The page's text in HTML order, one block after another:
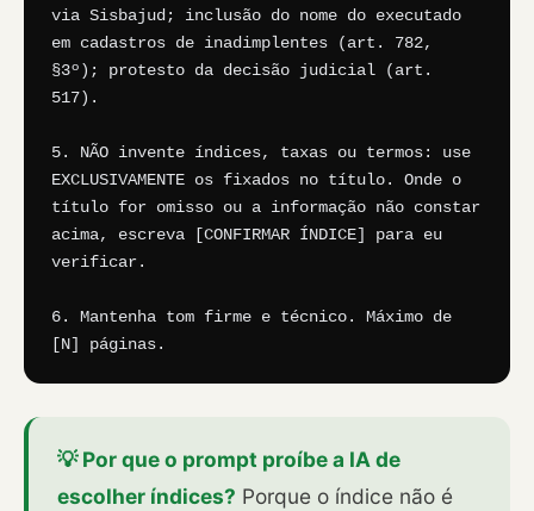
via Sisbajud; inclusão do nome do executado
em cadastros de inadimplentes (art. 782,
§3º); protesto da decisão judicial (art.
517).
5. NÃO invente índices, taxas ou termos: use
EXCLUSIVAMENTE os fixados no título. Onde o
título for omisso ou a informação não constar
acima, escreva [CONFIRMAR ÍNDICE] para eu
verificar.
6. Mantenha tom firme e técnico. Máximo de
[N] páginas.
💡 Por que o prompt proíbe a IA de
escolher índices? Porque o índice não é